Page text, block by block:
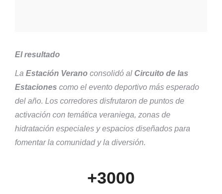
El resultado
La Estación Verano consolidó al Circuito de las
Estaciones como el evento deportivo más esperado
del año. Los corredores disfrutaron de puntos de
activación con temática veraniega, zonas de
hidratación especiales y espacios diseñados para
fomentar la comunidad y la diversión.
+3000